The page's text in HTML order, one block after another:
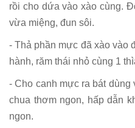
rồi cho dứa vào xào cùng.
vừa miệng, đun sôi.
- Thả phần mực đã xào vào
hành, răm thái nhỏ cùng 1
- Cho canh mực ra bát
chua thơm ngon, hấp dẫn
ngon.